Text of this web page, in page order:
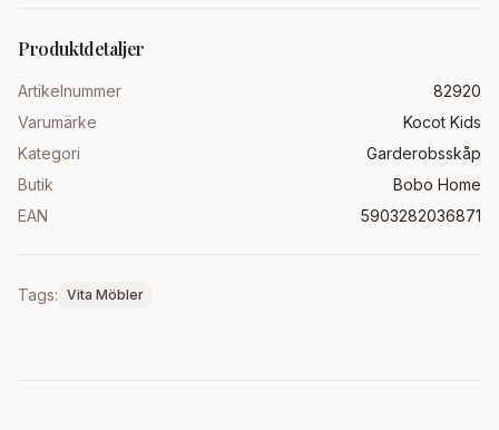
Produktdetaljer
Artikelnummer
82920
Varumärke
Kocot Kids
Kategori
Garderobsskåp
Butik
Bobo Home
EAN
5903282036871
Tags: Vita Möbler